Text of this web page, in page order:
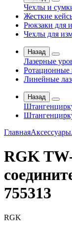
Чехлы и
Жесткие
Рюкзаки для
Чехлы для
Назад
Лазерные
Ротационные
Линейные
Назад
ГлавнаяАксессуары
RGK
755313
RGK